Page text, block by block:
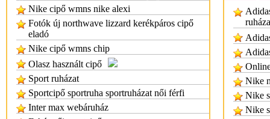
Nike cipő wmns nike alexi
Fotók új northwave lizzard kerékpáros cipő
eladó
Nike cipő wmns chip
Olasz használt cipő
Sport ruházat
Sportcipő sportruha sportruházat női férfi
Inter max webáruház
Nike
Nike
Nike